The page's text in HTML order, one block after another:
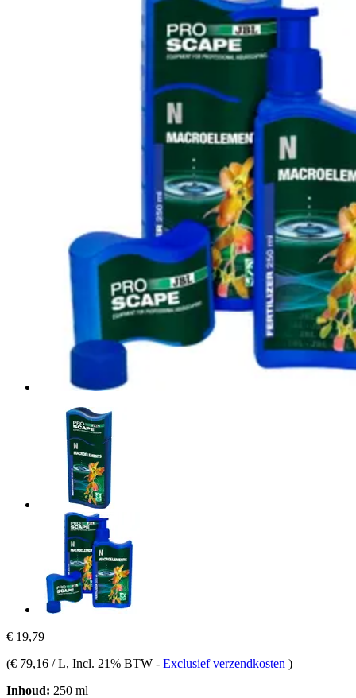
€ 19,79
(€ 79,16 / L, Incl. 21% BTW - Exclusief verzendkosten )
Inhoud: 250 ml